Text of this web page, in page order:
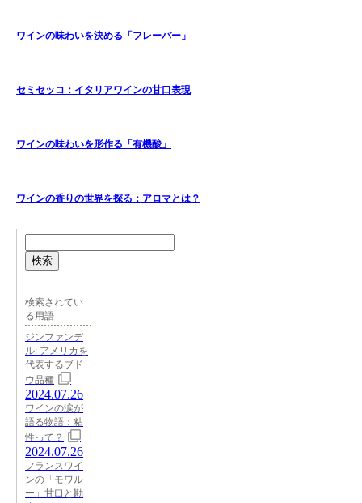
ワインの味わいを決める「フレーバー」
セミセッコ：イタリアワインの甘口表現
ワインの味わいを形作る「有機酸」
ワインの香りの世界を探る：アロマとは？
検索
検索されてい
る用語
ジンファンデ
ル: アメリカを
代表するブド
ウ品種
2024.07.26
ワインの涙が
語る物語：粘
性って？
2024.07.26
フランスワイ
ンの「モワル
ー」甘口と勘